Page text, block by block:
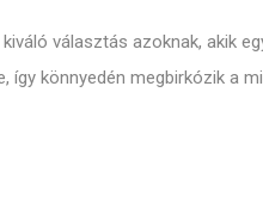
kiváló választás azoknak, akik
így könnyedén megbirkózik a